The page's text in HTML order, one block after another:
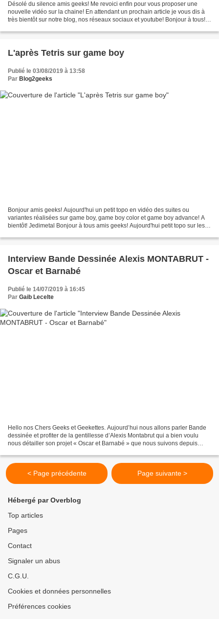
Désolé du silence amis geeks! Me revoici enfin pour vous proposer une
nouvelle vidéo sur la chaine! En attendant un prochain article je vous dis à
très bientôt sur notre blog, nos réseaux sociaux et youtube! Bonjour à tous!
L'après Tetris sur game boy
Publié le 03/08/2019 à 13:58
Par Blog2geeks
Bonjour amis geeks! Aujourd'hui un petit topo en vidéo des suites ou
variantes réalisées sur game boy, game boy color et game boy advance! A
bientôt! Jedimetal Bonjour à tous amis geeks! Aujourd'hui petit topo sur les
Interview Bande Dessinée Alexis MONTABRUT -
Oscar et Barnabé
Publié le 14/07/2019 à 16:45
Par Gaib Lecelte
Hello nos Chers Geeks et Geekettes. Aujourd’hui nous allons parler Bande
dessinée et profiter de la gentillesse d’Alexis Montabrut qui a bien voulu
nous détailler son projet « Oscar et Barnabé » que nous suivons depuis
< Page précédente Page suivante >
Hébergé par Overblog
Top articles
Pages
Contact
Signaler un abus
C.G.U.
Cookies et données personnelles
Préférences cookies